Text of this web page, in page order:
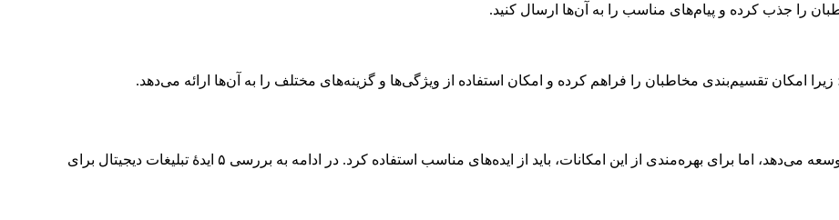
را جذب کرده و پیام‌های مناسب را به آن‌ها ارسال کنید.
امکان تقسیم‌بندی مخاطبان را فراهم کرده و امکان استفاده از ویژگی‌ها و گزینه‌های مختلف را به آن‌ها ارائه می‌دهد.
تبلیغات دیجیتال به کسب‌و‌کارها امکانات بیشتری را برای رشد و توسعه می‌دهد، اما برای بهره‌مندی از این امکانات، باید از ایده‌های مناسب استفاده کرد. در ادامه به بررسی ۵ ایدۀ تبلیغات دیجیتال برای